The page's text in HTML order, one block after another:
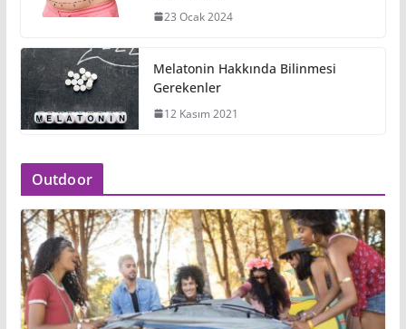
23 Ocak 2024
Melatonin Hakkında Bilinmesi
Gerekenler
12 Kasım 2021
Outdoor